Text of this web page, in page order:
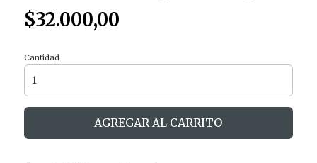
$32.000,00
Cantidad
AGREGAR AL CARRITO